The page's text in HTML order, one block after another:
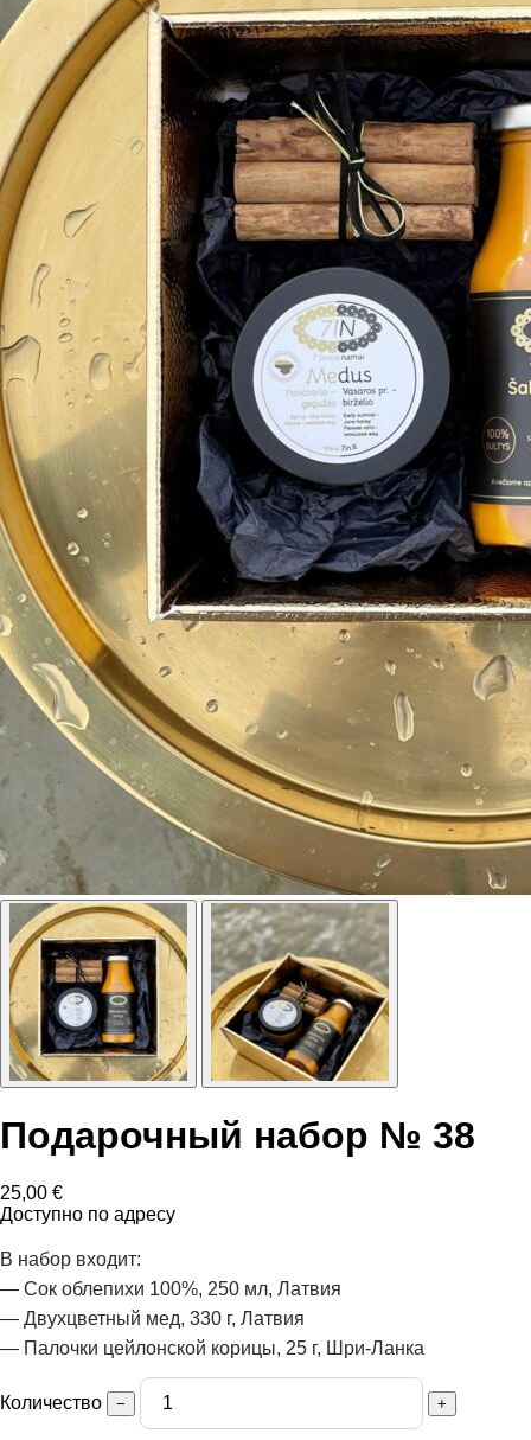
Подарочный набор № 38
25,00 €
Доступно по адресу
В набор входит:
— Сок облепихи 100%, 250 мл, Латвия
— Двухцветный мед, 330 г, Латвия
— Палочки цейлонской корицы, 25 г, Шри-Ланка
Количество − +